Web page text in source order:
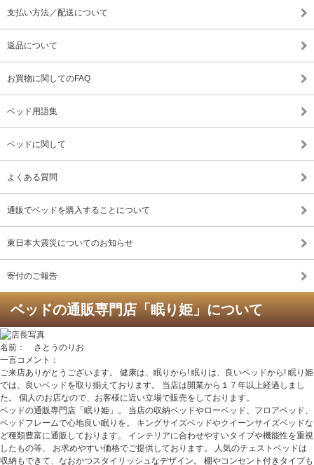
支払い方法／配送について
返品について
お買物に関してのFAQ
ベッド用語集
ベッドに関して
よくある質問
通販でベッドを購入することについて
東日本大震災についてのお知らせ
寄付のご報告
ベッドの通販専門店「眠り姫」について
名前： さとうのりお
一言コメント：
ご来店ありがとうございます。 健康は、眠りから! 眠りは、良いベッドから! 眠り姫
では、良いベッドを取り揃えております。 当店は開業から１７年以上経過しまし
た。 個人のお店なので、お客様に近い立場で販売をしております。
ベッドの通販専門店「眠り姫」。 当店の収納ベッドやローベッド、フロアベッド、
ベッドフレームで心地良い眠りを。 キングサイズベッドやクイーンサイズベッドな
ど種類豊富に通販しております。 インテリアに合わせやすいタイプや機能性を重視
したもの等、 お求めやすい価格でご提供しております。 人気のチェストベッドは
収納もできて、なおかつスタイリッシュなデザイン。 棚やコンセント付きタイプも